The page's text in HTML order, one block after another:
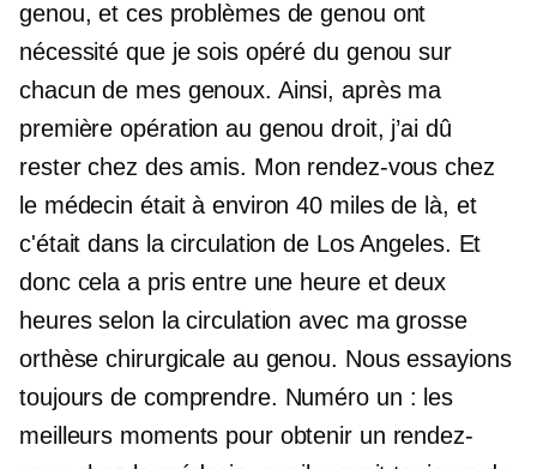
genou, et ces problèmes de genou ont
nécessité que je sois opéré du genou sur
chacun de mes genoux. Ainsi, après ma
première opération au genou droit, j’ai dû
rester chez des amis. Mon rendez-vous chez
le médecin était à environ 40 miles de là, et
c'était dans la circulation de Los Angeles. Et
donc cela a pris entre une heure et deux
heures selon la circulation avec ma grosse
orthèse chirurgicale au genou. Nous essayions
toujours de comprendre. Numéro un : les
meilleurs moments pour obtenir un rendez-